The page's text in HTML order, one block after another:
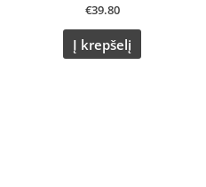
€39.80
Į krepšelį